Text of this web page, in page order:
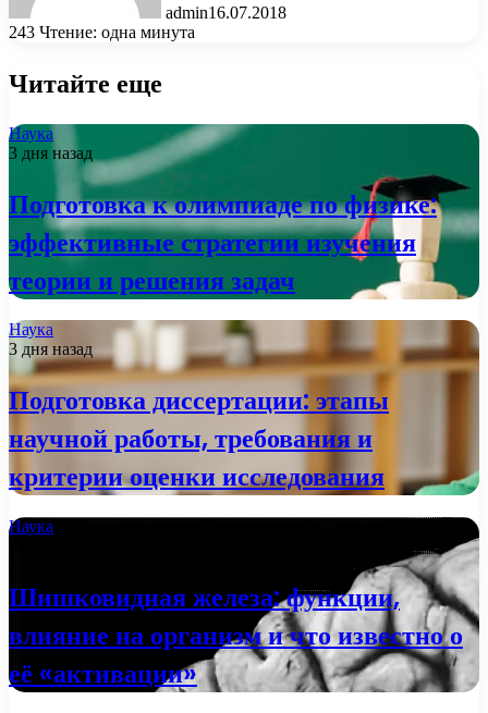
admin16.07.2018
243 Чтение: одна минута
Читайте еще
Наука
3 дня назад
Подготовка к олимпиаде по физике:
эффективные стратегии изучения
теории и решения задач
Наука
3 дня назад
Подготовка диссертации: этапы
научной работы, требования и
критерии оценки исследования
Наука
Шишковидная железа: функции,
влияние на организм и что известно о
её «активации»